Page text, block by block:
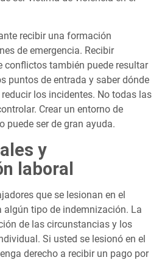
recibir una formación
de emergencia. Recibir
conflictos también puede resultar
puntos de entrada y saber dónde
los incidentes. No todas las
Crear un entorno de
puede ser de gran ayuda.
y
laboral
que se lesionan en el
algún tipo de indemnización. La
de las circunstancias y los
Si usted se lesionó en el
derecho a recibir un pago por